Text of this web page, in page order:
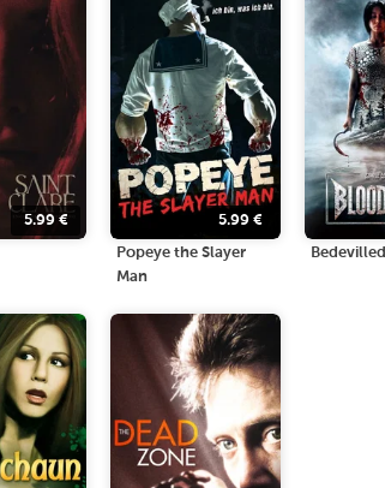
5.99€ 5.99 €
Popeye the Slayer
Man
Bedevilled